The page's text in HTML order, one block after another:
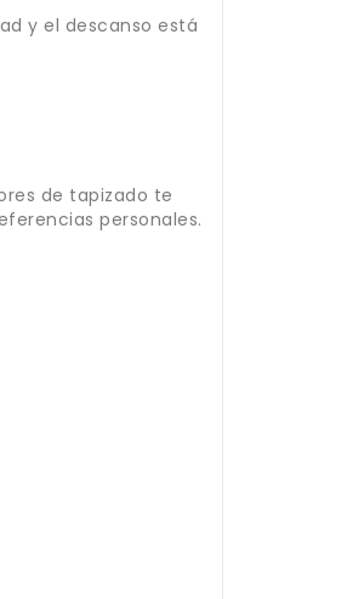
y el descanso está
de tapizado te
personales.